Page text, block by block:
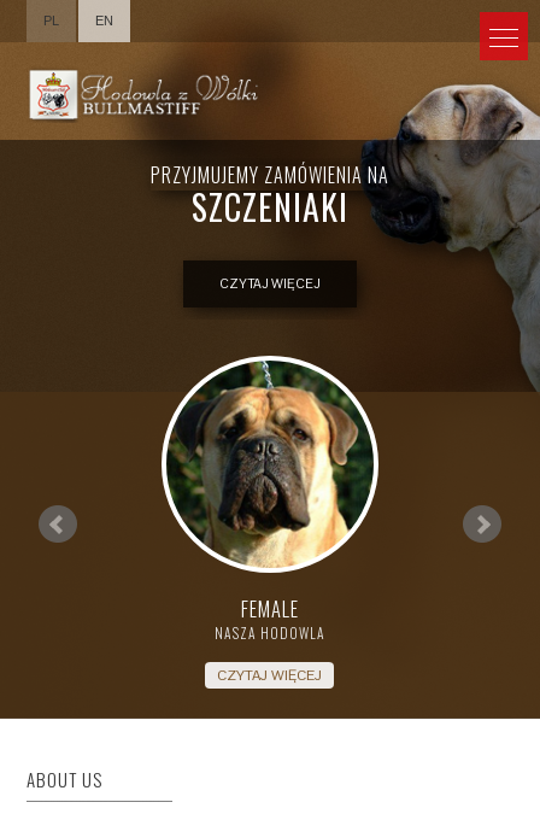
PL EN
PRZYJMUJEMY ZAMÓWIENIA NA
SZCZENIAKI
CZYTAJ WIĘCEJ
FEMALE
NASZA HODOWLA
CZYTAJ WIĘCEJ
ABOUT US